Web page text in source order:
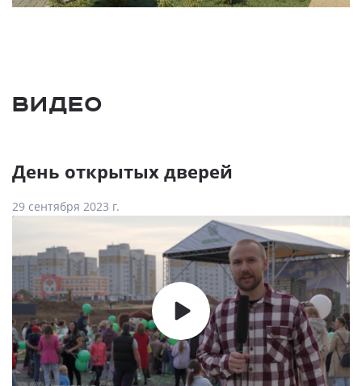
Видео
День открытых дверей
29 сентября 2023 г.